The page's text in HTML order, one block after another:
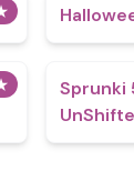
Sprunki